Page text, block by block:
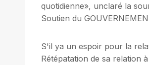
quotidienne», unclaré la
Soutien du
S'il ya un espoir pour la
Rétépatation de sa relation